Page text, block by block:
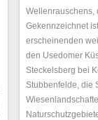
Wellenrauschens,
Gekennzeichnet
erscheinenden
den Usedomer
Steckelsberg bei
Stubbenfelde, die